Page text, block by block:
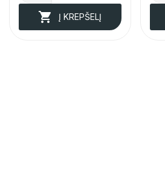
 Į KREPŠELĮ